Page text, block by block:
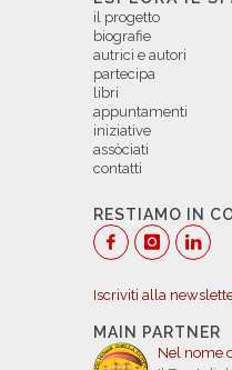
il progetto
biografie
autrici e autori
partecipa
libri
appuntamenti
iniziative
assòciati
contatti
RESTIAMO IN
Iscriviti alla
MAIN PARTNER
Nel nome